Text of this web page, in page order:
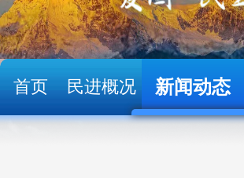
首页 民进概况 新闻动态